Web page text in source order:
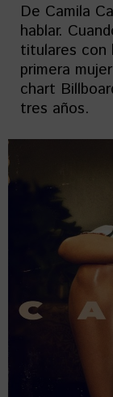
De Camila
hablar.
titulares con
primera
chart
tres años.